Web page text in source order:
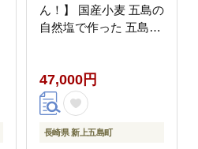
ん！】 国産小麦 五島の
自然塩で作った 五島う
47,000円
長崎県 新上五島町